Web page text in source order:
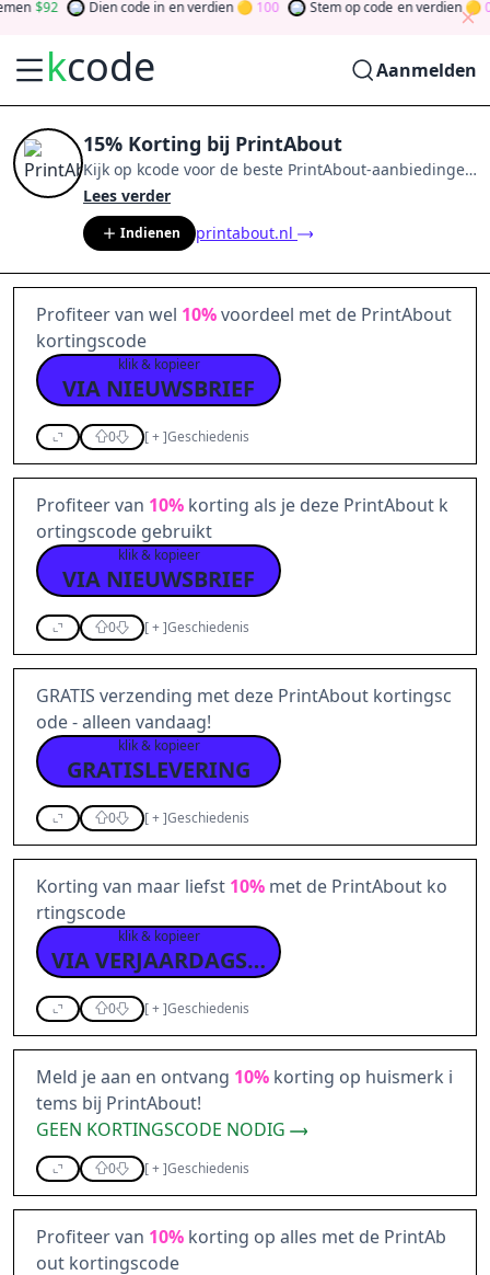
92 Dien code in en verdien 100 Stem op code en verdien 0
kcode Aanmelden
15% Korting bij PrintAbout
Kijk op kcode voor de beste PrintAbout-aanbiedingen
vanaug 2026
tokens door bij te dragen via stemmen, testen, delen
en meer. Drehen Sie den Glücksklee
Sie Geld
Lees verder
Indienen printabout.nl
Profiteer van wel 10%voordeel met de PrintAbout
kortingscode
klik & kopieer
VIA NIEUWSBRIEF
0 [+]Geschiedenis
Profiteer van 10% korting als je deze PrintAbout k
ortingscode gebruikt
klik & kopieer
VIA NIEUWSBRIEF
0 [+]Geschiedenis
GRATIS verzending met deze PrintAbout kortingsc
ode - alleen vandaag!
klik & kopieer
GRATISLEVERING
0 [+]Geschiedenis
Korting van maar liefst 10% met de PrintAbout ko
rtingscode
klik & kopieer
VIA VERJAARDAGSKORTING
0 [+]Geschiedenis
Meld je aan en ontvang 10% korting op huismerk i
tems bij PrintAbout!
GEEN KORTINGSCODE NODIG
0 [+]Geschiedenis
Profiteer van 10% korting op alles met de PrintAb
out kortingscode